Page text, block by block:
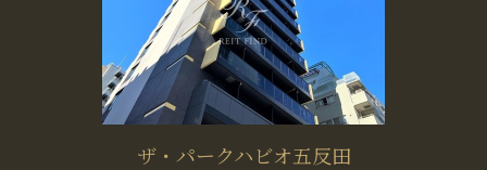
ザ・パークハビオ五反田